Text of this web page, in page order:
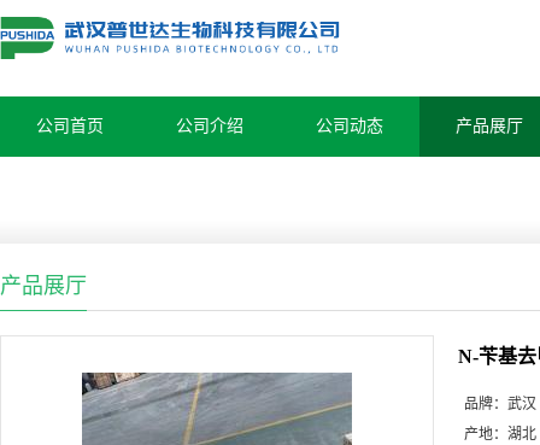
公司首页 公司介绍 公司动态 产品展厅
产品展厅
N-苄基去
品牌： 武汉
产地： 湖北